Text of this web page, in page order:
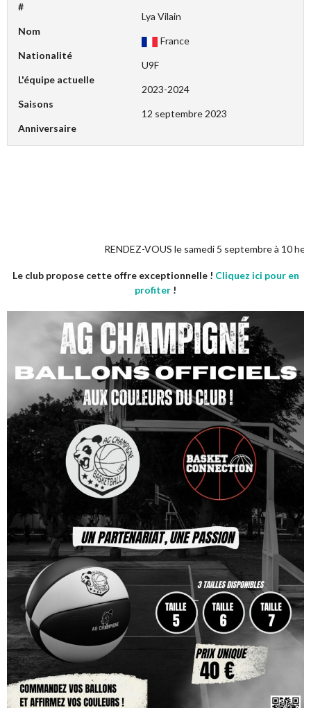
#
Nom
Lya Vilain
Nationalité
France
L'équipe actuelle
U9F
Saisons
2023-2024
Anniversaire
12 septembre 2023
RENDEZ-VOUS le samedi 5 septembre à 10
Le club propose cette offre exceptionnelle ! Cliquez ici pour en
profiter !